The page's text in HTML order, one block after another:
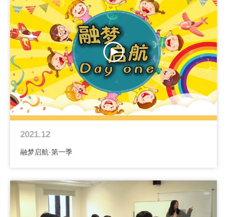
2021.12
融梦启航·第一季